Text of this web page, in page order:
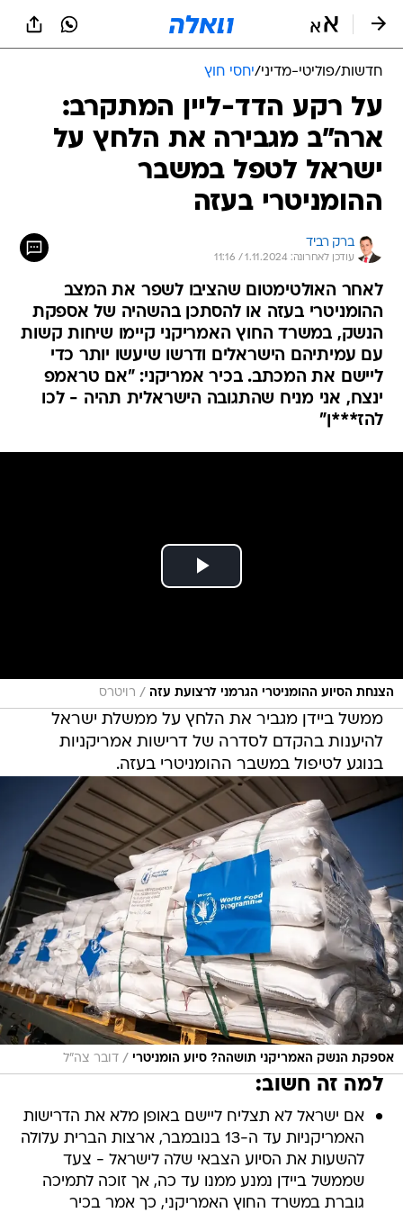
חדשות/פוליטי-מדיני/יחסי חוץ
על רקע הדד-ליין המתקרב:
ארה"ב מגבירה את הלחץ על
ישראל לטפל במשבר
ההומניטרי בעזה
ברק רביד
עודכן לאחרונה: 1.11.2024 / 11:16
לאחר האולטימטום שהציבו לשפר את המצב
ההומניטרי בעזה או להסתכן בהשהיה של אספקת
הנשק, במשרד החוץ האמריקני קיימו שיחות קשות
עם עמיתיהם הישראלים ודרשו שיעשו יותר כדי
ליישם את המכתב. בכיר אמריקני: "אם טראמפ
ינצח, אני מניח שהתגובה הישראלית תהיה - לכו
להז***ן"
הצנחת הסיוע ההומניטרי הגרמני לרצועת עזה / רויטרס
ממשל ביידן מגביר את הלחץ על ממשלת ישראל
להיענות בהקדם לסדרה של דרישות אמריקניות
בנוגע לטיפול במשבר ההומניטרי בעזה.
אספקת הנשק האמריקני תושהה? סיוע הומניטרי / דובר צה"ל
למה זה חשוב:
אם ישראל לא תצליח ליישם באופן מלא את הדרישות
האמריקניות עד ה-13 בנובמבר, ארצות הברית עלולה
להשעות את הסיוע הצבאי שלה לישראל - צעד
שממשל ביידן נמנע ממנו עד כה, אך זוכה לתמיכה
גוברת במשרד החוץ האמריקני, כך אמר בכיר